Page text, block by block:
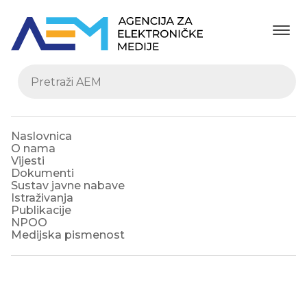
Naslovnica
O nama
Vijesti
Dokumenti
Sustav javne nabave
Istraživanja
Publikacije
NPOO
Medijska pismenost